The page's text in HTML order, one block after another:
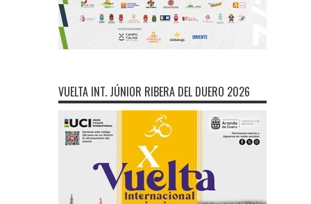
VUELTA INT. JÚNIOR RIBERA DEL DUERO 2026